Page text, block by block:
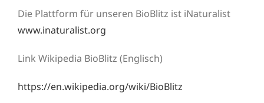
Die Plattform für unseren BioBlitz ist iNaturalist
www.inaturalist.org
Link Wikipedia BioBlitz (Englisch)
https://en.wikipedia.org/wiki/BioBlitz